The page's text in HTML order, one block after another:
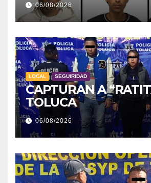
06/08/2026
LOCAL SEGUIRIDAD
CAPTURAN A
TOLUCA
06/08/2026